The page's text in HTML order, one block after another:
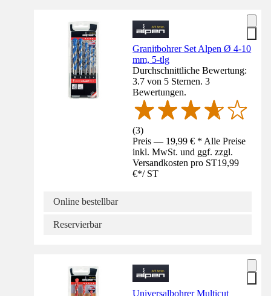
Granitbohrer Set Alpen Ø 4-10
mm, 5-tlg
Durchschnittliche Bewertung:
3.7 von 5 Sternen. 3
Bewertungen.
(3)
Preis — 19,99 € * Alle Preise
inkl. MwSt. und ggf. zzgl.
Versandkosten pro ST19,99
€*/ ST
Online bestellbar
Reservierbar
Universalbohrer Multicut